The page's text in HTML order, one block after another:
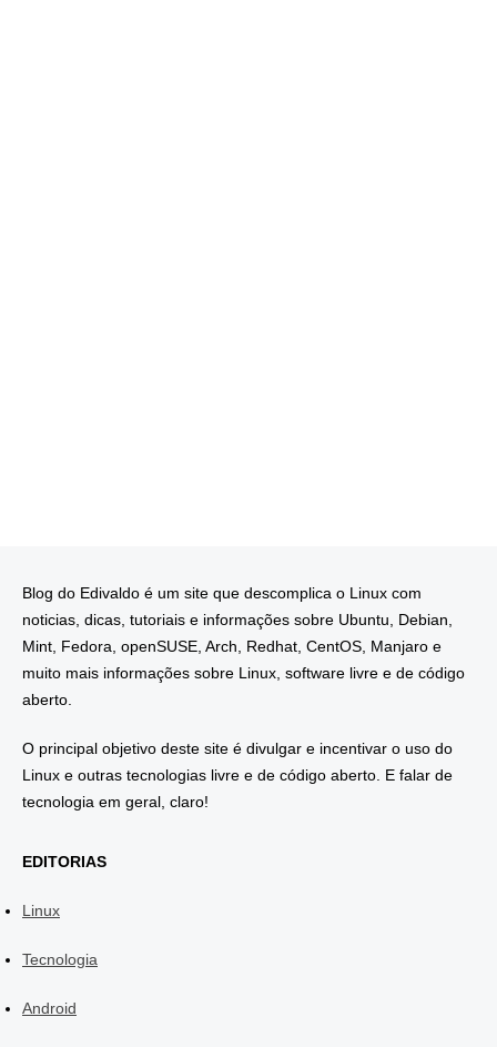
Blog do Edivaldo é um site que descomplica o Linux com
noticias, dicas, tutoriais e informações sobre Ubuntu, Debian,
Mint, Fedora, openSUSE, Arch, Redhat, CentOS, Manjaro e
muito mais informações sobre Linux, software livre e de código
aberto.
O principal objetivo deste site é divulgar e incentivar o uso do
Linux e outras tecnologias livre e de código aberto. E falar de
tecnologia em geral, claro!
EDITORIAS
Linux
Tecnologia
Android